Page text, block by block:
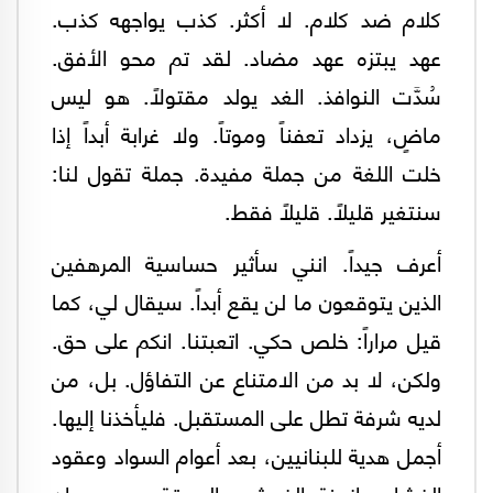
كلام ضد كلام. لا أكثر. كذب يواجهه كذب.
عهد يبتزه عهد مضاد. لقد تم محو الأفق.
سُدَّت النوافذ. الغد يولد مقتولاً. هو ليس
ماضٍ، يزداد تعفناً وموتاً. ولا غرابة أبداً إذا
خلت اللغة من جملة مفيدة. جملة تقول لنا:
سنتغير قليلاً. قليلاً فقط.
أعرف جيداً. انني سأثير حساسية المرهفين
الذين يتوقعون ما لن يقع أبداً. سيقال لي، كما
قيل مراراً: خلص حكي. اتعبتنا. انكم على حق.
ولكن، لا بد من الامتناع عن التفاؤل. بل، من
لديه شرفة تطل على المستقبل. فليأخذنا إليها.
أجمل هدية للبنانيين، بعد أعوام السواد وعقود